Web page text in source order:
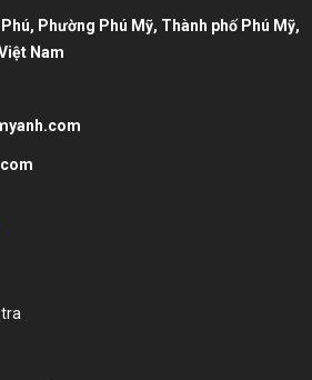
Phú, Phường Phú Mỹ, Thành phố Phú Mỹ,
Nam